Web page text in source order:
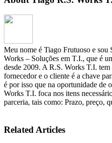
Meu nome é Tiago Frutuoso e sou
Works – Soluções em T.I., que é
desde 2009. A R.S. Works T.I. tem
fornecedor e o cliente é a chave
é por isso que na oportunidade de
Works T.I. foca nos itens
parceria, tais como: Prazo, preço,
Related Articles